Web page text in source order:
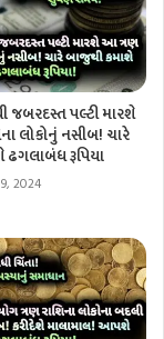
જબરદસ્ત પલ્ટી મારશે
લોકોનું નસીબ! ચારે
ઢગલાબંધ રૂપિયા
2024